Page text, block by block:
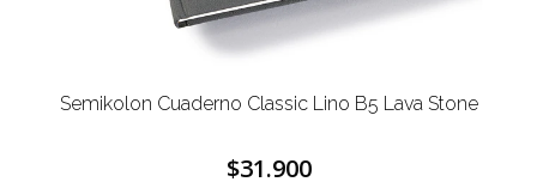
Semikolon Cuaderno Classic Lino B5 Lava Stone
$31.900